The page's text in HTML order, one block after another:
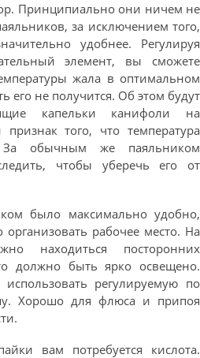
Принципиально они ничем не
за исключением того,
удобнее. Регулируя
элемент, вы сможете
жала в оптимальном
его не получится. Об этом будут
капельки канифоли на
того, что температура
обычным же паяльником
чтобы уберечь его от
было максимально удобно,
организовать рабочее место. На
находиться посторонних
должно быть ярко освещено.
использовать регулируемую по
Хорошо для флюса и припоя
вам потребуется кислота.